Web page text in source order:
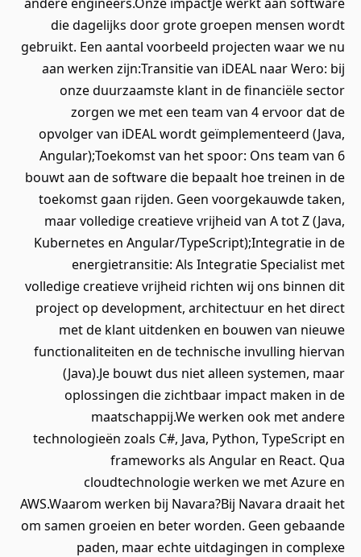
die dagelijks door grote groepen mensen wordt
gebruikt. Een aantal voorbeeld projecten waar we nu
aan werken zijn:Transitie van iDEAL naar Wero: bij
onze duurzaamste klant in de financiële sector
zorgen we met een team van 4 ervoor dat de
opvolger van iDEAL wordt geïmplementeerd (Java,
Angular);Toekomst van het spoor: Ons team van 6
bouwt aan de software die bepaalt hoe treinen in de
toekomst gaan rijden. Geen voorgekauwde taken,
maar volledige creatieve vrijheid van A tot Z (Java,
Kubernetes en Angular/TypeScript);Integratie in de
energietransitie: Als Integratie Specialist met
volledige creatieve vrijheid richten wij ons binnen dit
project op development, architectuur en het direct
met de klant uitdenken en bouwen van nieuwe
functionaliteiten en de technische invulling hiervan
(Java).Je bouwt dus niet alleen systemen, maar
oplossingen die zichtbaar impact maken in de
maatschappij.We werken ook met andere
technologieën zoals C#, Java, Python, TypeScript en
frameworks als Angular en React. Qua
cloudtechnologie werken we met Azure en
AWS.Waarom werken bij Navara?Bij Navara draait het
om samen groeien en beter worden. Geen gebaande
paden, maar echte uitdagingen in complexe